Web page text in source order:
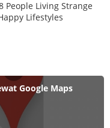
Google Maps